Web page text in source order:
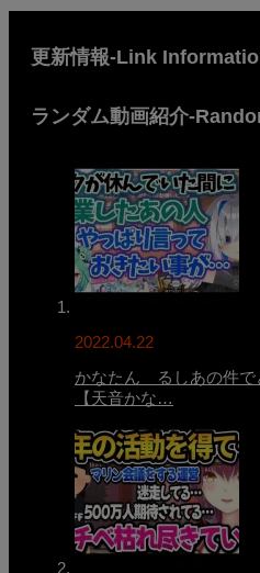
更新情報-Link
ランダム動画紹介-
2022.04.22
かなたん るしあの件で
【天音かな…